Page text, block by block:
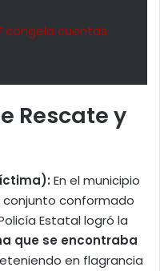
congela cuentas
Rescate y
En el municipio
conjunto conformado
Estatal logró la
que se encontraba
en flagrancia